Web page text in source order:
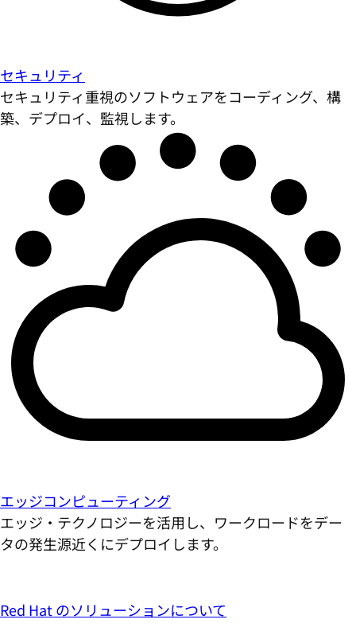
セキュリティ
セキュリティ重視のソフトウェアをコーディング、構
築、デプロイ、監視します。
エッジコンピューティング
エッジ・テクノロジーを活用し、ワークロードをデー
タの発生源近くにデプロイします。
Red Hat のソリューションについて